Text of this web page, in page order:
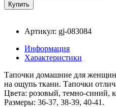
Артикул: gj-083084
Информация
Характеристики
Тапочки домашние для
на ощупь ткани. Тапочки
Цвета: розовый, темно-синий,
Размеры: 36-37, 38-39, 40-41.